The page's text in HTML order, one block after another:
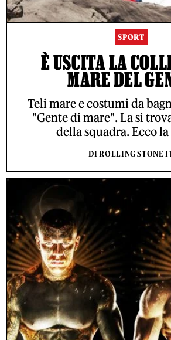
SPORT
È USCITA LA
MARE DEL
Teli mare e costumi da
"Gente di mare". La si
della squadra. Ecco
DI ROLLING STONE